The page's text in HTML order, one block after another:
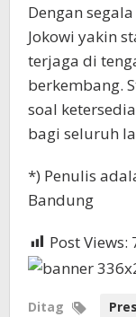
Dengan
Jokowi yakin
terjaga di
berkembang.
soal
bagi seluruh
*) Penulis
Bandung
Post Views:
Ditag